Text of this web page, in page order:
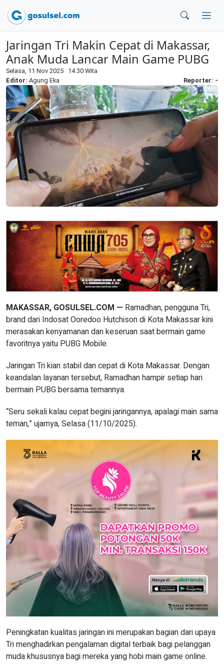
Jaringan Tri Makin Cepat di Makassar,
Anak Muda Lancar Main Game PUBG
Selasa, 11 Nov 2025 14:30 Wita
Editor: Agung Eka Reporter: -
MAKASSAR, GOSULSEL.COM — Ramadhan, pengguna Tri,
brand dari Indosat Ooredoo Hutchison di Kota Makassar kini
merasakan kenyamanan dan keseruan saat bermain game
favoritnya yaitu PUBG Mobile.
Jaringan Tri kian stabil dan cepat di Kota Makassar. Dengan
keandalan layanan tersebut, Ramadhan hampir setiap hari
bermain PUBG bersama temannya.
“Seru sekali kalau cepat begini jaringannya, apalagi main sama
teman,” ujarnya, Selasa (11/10/2025).
Peningkatan kualitas jaringan ini merupakan bagian dari upaya
Tri menghadirkan pengalaman digital terbaik bagi pelanggan
muda khususnya bagi mereka yang hobi main game online.